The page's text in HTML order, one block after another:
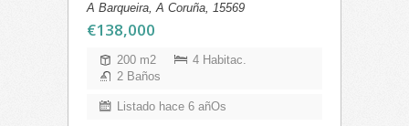
A Barqueira, A Coruña, 15569
€138,000
200 m2
4 Habitac.
2 Baños
Listado hace 6 añOs